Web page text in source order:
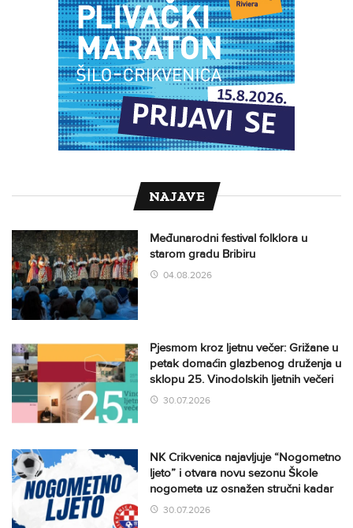
NAJAVE
Međunarodni festival folklora u
starom gradu Bribiru
04.08.2026
Pjesmom kroz ljetnu večer: Grižane u
petak domaćin glazbenog druženja u
sklopu 25. Vinodolskih ljetnih večeri
30.07.2026
NK Crikvenica najavljuje “Nogometno
ljeto” i otvara novu sezonu Škole
nogometa uz osnažen stručni kadar
30.07.2026